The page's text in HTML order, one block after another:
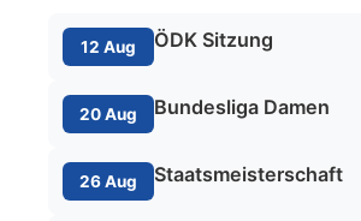
12 Aug ÖDK Sitzung
20 Aug Bundesliga Damen
26 Aug Staatsmeisterschaft